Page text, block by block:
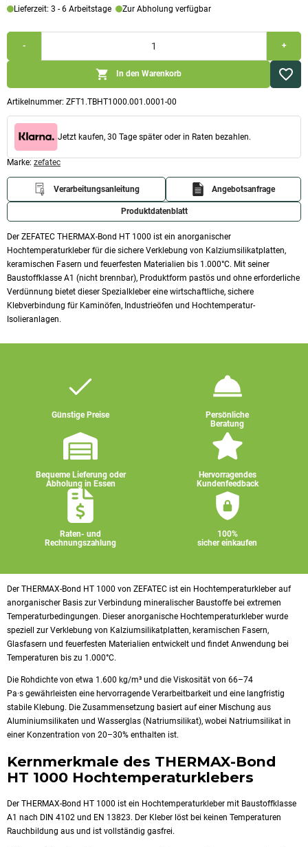
Artikelnummer: ZFT1.TBHT1000.001.0001-00
Der ZEFATEC THERMAX-Bond HT 1000 ist ein anorganischer
Hochtemperaturkleber für die sichere Verklebung von Kalziumsilikatplatten,
keramischen Fasern und feuerfesten Materialien bis 1.000°C. Mit seiner
Baustoffklasse A1 (nicht brennbar), Produktform pastös und ohne erforderliche
Verdünnung bietet dieser Spezialkleber eine wirtschaftliche, sichere
Klebverbindung für Kaminöfen, Industrieöfen und Hochtemperatur-
Isolieranlagen.
-
THERMAX-
HT
+
In den Warenkorb
Jetzt kaufen, 30 Tage später oder in Raten bezahlen.
Marke: zefatec
Lieferzeit: 3 - 6 Arbeitstage Zur Abholung verfügbar
Verarbeitungsanleitung Angebotsanfrage
Produktdatenblatt
Günstige Preise
Persönliche
Beratung
Bequeme Lieferung oder
Abholung in Essen
Hervorragendes
Kundenfeedback
Raten- und
Rechnungszahlung
100%
sicher einkaufen
Der THERMAX-Bond HT 1000 von ZEFATEC ist ein Hochtemperaturkleber auf
anorganischer Basis zur Verbindung mineralischer Baustoffe bei extremen
Temperaturbedingungen. Dieser anorganische Hochtemperaturkleber wurde
speziell zur Verklebung von Kalziumsilikatplatten, keramischen Fasern,
Glasfasern und feuerfesten Materialien entwickelt und findet Anwendung bei
Temperaturen bis zu 1.000°C.
Die Rohdichte von etwa 1.600 kg/m³ und die Viskosität von 66–74
Pa·s gewährleisten eine hervorragende Verarbeitbarkeit und eine langfristig
stabile Klebung. Die Zusammensetzung basiert auf einer Mischung aus
Aluminiumsilikaten und Wasserglas (Natriumsilikat), wobei Natriumsilikat in
einer Konzentration von 20–30% enthalten ist.
Kernmerkmale des THERMAX-Bond
HT 1000 Hochtemperaturklebers
Der THERMAX-Bond HT 1000 ist ein Hochtemperaturkleber mit Baustoffklasse
A1 nach DIN 4102 und EN 13823. Der Kleber löst bei keinen Temperaturen
Rauchbildung aus und ist vollständig gasfrei.